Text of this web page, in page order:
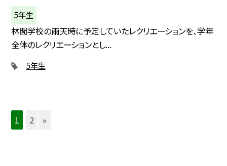
5年生
林間学校の雨天時に予定していたレクリエーションを、学年
全体のレクリエーションとし...
5年生
1 2 »